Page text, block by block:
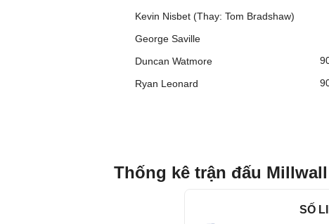
Kevin Nisbet (Thay: Tom Bradshaw)
George Saville
Duncan Watmore
Ryan Leonard
Thống kê trận đấu
SỐ